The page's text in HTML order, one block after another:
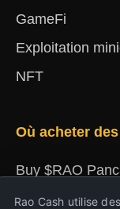
GameFi
Exploitation
NFT
Où acheter
Buy $RAO
Buy $RAO
Rao Cash utilise